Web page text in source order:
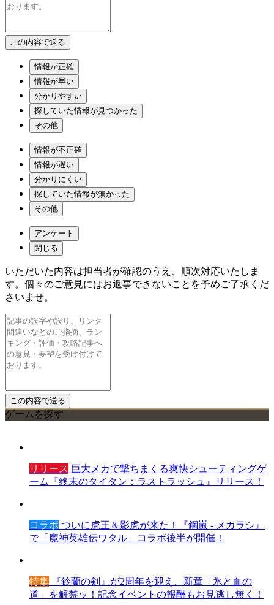
情報が正確
情報が早い
分かりやすい
探していた情報が見つかった
その他
情報が不正確
情報が遅い
分かりにくい
探していた情報が無かった
その他
アンケート
閉じる
いただいた内容は担当者が確認のうえ、順次対応いたしま
す。個々のご意見にはお返事できないことを予めご了承くだ
さいませ。
ゲームを探す
リリース 巨大メカで撃ちまくる爽快シューティングゲ
ーム『終末のタイタン：ラストラッシュ』リリース！
コラボ ついに虎王＆影虎が来た！『鋼嵐 - メカラシ』
で「魔神英雄伝ワタル」コラボ後半が開催！
特集 『鈴蘭の剣』が2周年を迎え、新章「氷と血の
道」を解禁ッ！記念イベントの報酬もお見逃し無く！